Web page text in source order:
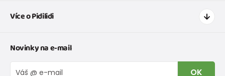
Doprava a platba
Tabulka velikostí obuvi
Vrácení zboží a reklamace
Více o Pidilidi
O nás
Blog
Novinky na e-mail
OK